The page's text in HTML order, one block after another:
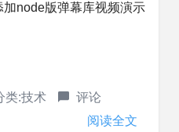
node版弹幕库视频演示
阅读全文
类:技术
评论